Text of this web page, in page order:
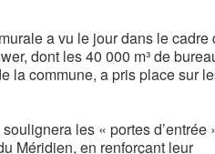
a vu le jour dans le cadre
dont les 40 000 m³ de
la commune, a pris place sur
les « portes d’entrée
Méridien, en renforçant leur